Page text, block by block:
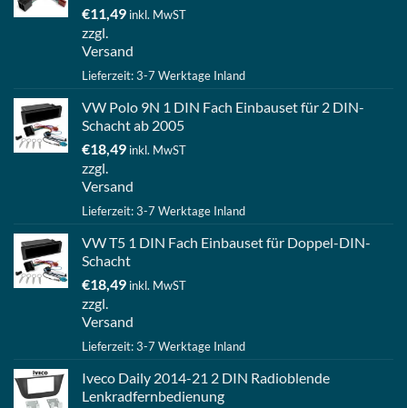
€11,49 inkl. MwST
zzgl.
Versand
Lieferzeit: 3-7 Werktage Inland
VW Polo 9N 1 DIN Fach Einbauset für 2 DIN-
Schacht ab 2005
€18,49 inkl. MwST
zzgl.
Versand
Lieferzeit: 3-7 Werktage Inland
VW T5 1 DIN Fach Einbauset für Doppel-DIN-
Schacht
€18,49 inkl. MwST
zzgl.
Versand
Lieferzeit: 3-7 Werktage Inland
Iveco Daily 2014-21 2 DIN Radioblende
Lenkradfernbedienung